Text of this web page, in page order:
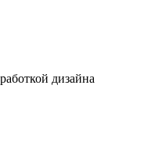
дизайна